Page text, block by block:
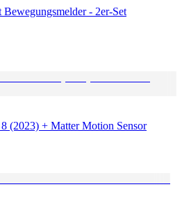
- 2er-Set
(2023) + Matter Motion Sensor